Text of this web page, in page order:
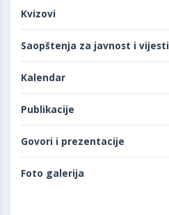
Kvizovi
Saopštenja za javnost i vijesti
Kalendar
Publikacije
Govori i prezentacije
Foto galerija